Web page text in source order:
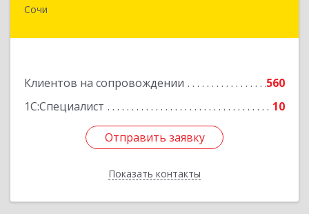
Сочи
Клиентов на сопровождении
560
1С:Специалист
10
Отправить заявку
Показать контакты
354000, Краснодарский край, Сочи, Московская
Отправить заявку
Назад